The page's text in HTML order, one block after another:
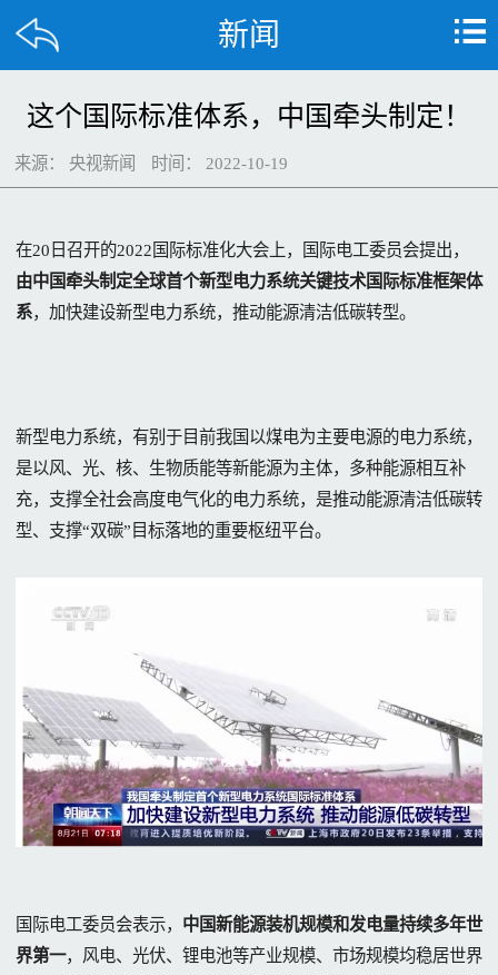
新闻
这个国际标准体系，中国牵头制定！
来源： 央视新闻 时间： 2022-10-19
在20日召开的2022国际标准化大会上，国际电工委员会提出，
由中国牵头制定全球首个新型电力系统关键技术国际标准框架体
系，加快建设新型电力系统，推动能源清洁低碳转型。
新型电力系统，有别于目前我国以煤电为主要电源的电力系统，
是以风、光、核、生物质能等新能源为主体，多种能源相互补
充，支撑全社会高度电气化的电力系统，是推动能源清洁低碳转
型、支撑“双碳”目标落地的重要枢纽平台。
国际电工委员会表示， 中国新能源装机规模和发电量持续多年世
界第一，风电、光伏、锂电池等产业规模、市场规模均稳居世界